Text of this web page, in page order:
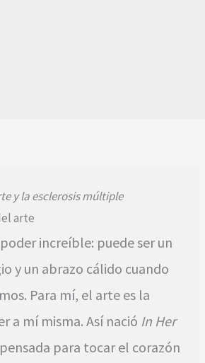
y la esclerosis múltiple
arte
increíble: puede ser un
y un abrazo cálido cuando
Para mí, el arte es la
a mí misma. Así nació In Her
para tocar el corazón